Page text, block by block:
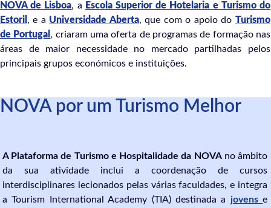
NOVA de Lisboa, a Escola Superior de Hotelaria e Turismo do
Estoril , e a Universidade Aberta, que com o apoio do Turismo
de Portugal , criaram uma oferta de programas de formação nas
áreas de maior necessidade no mercado partilhadas pelos
principais grupos económicos e instituições.
NOVA por um Turismo Melhor
A Plataforma de Turismo e Hospitalidade da NOVAno âmbito
da sua atividade inclui a coordenação de cursos
interdisciplinares lecionados pelas várias faculdades, e integra
a Tourism International Academy (TIA) destinada a jovense